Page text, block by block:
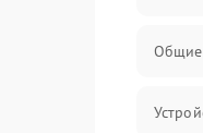
Общие